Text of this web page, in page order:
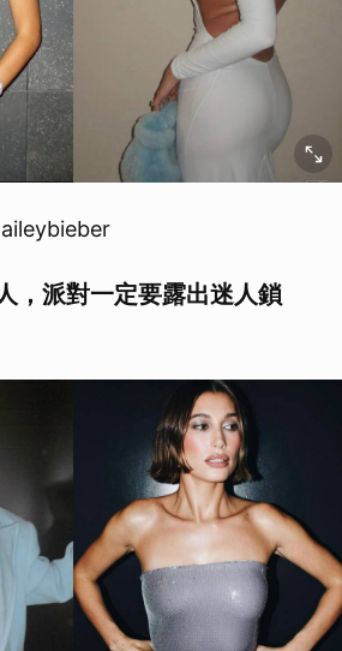
，派對一定要露出迷人鎖